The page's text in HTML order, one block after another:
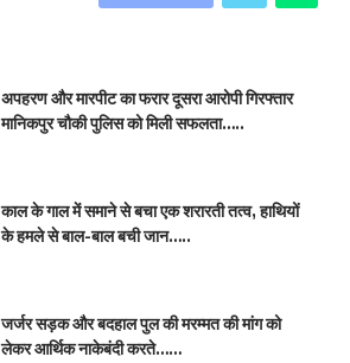
अपहरण और मारपीट का फरार दूसरा आरोपी गिरफ्तार
मानिकपुर चौकी पुलिस को मिली सफलता…..
​काल के गाल में समाने से बचा एक शरारती तत्व, हाथियों
के हमले से बाल-बाल बची जान…..
जर्जर सड़क और बदहाल पुल की मरम्मत की मांग को
लेकर आर्थिक नाकेबंदी करते……